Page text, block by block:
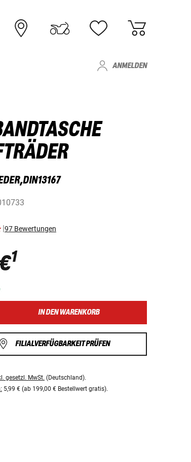
ANMELDEN
|97 Bewertungen
1
IN DEN WARENKORB
FILIALVERFÜGBARKEIT PRÜFEN
gesetzl. MwSt. (Deutschland).
5,99 € (ab 199,00 € Bestellwert gratis).